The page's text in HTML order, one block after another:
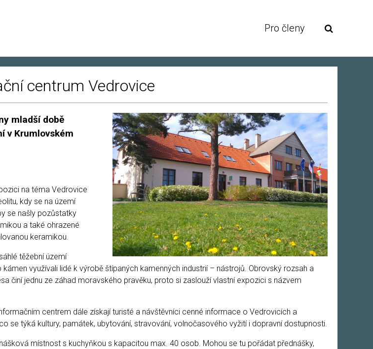
Pro členy
centrum Vedrovice
mladší době
v Krumlovském
na téma Vedrovice
kdy se na území
se našly pozůstatky
a také ohrazené
keramikou.
těžební území
využívali lidé k výrobě štípaných kamenných industrií – nástrojů. Obrovský rozsah a
činí jednu ze záhad moravského pravěku, proto si zaslouží vlastní expozici s názvem
centrem dále získají turisté a návštěvníci cenné informace o Vedrovicích a
se týká kultury, památek, ubytování, stravování, volnočasového vyžití i dopravní dostupnosti.
místnost s kuchyňkou s kapacitou max. 40 osob. Mohou se tu pořádat přednášky,